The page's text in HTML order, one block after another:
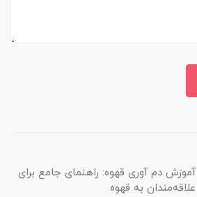
آموزش دم آوری قهوه: راهنمای جامع برای
علاقه‌مندان به قهوه